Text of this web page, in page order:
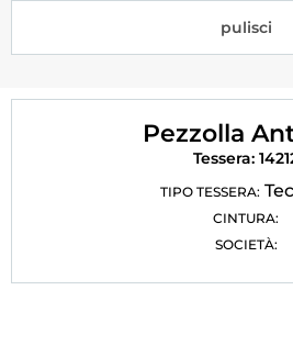
Rivista Olympic Dream
Links
Mappa del sito
Cookie policy
pulisci
Pezzolla
Tessera:
TIPO TESSERA:
CINTURA:
SOCIETÀ: